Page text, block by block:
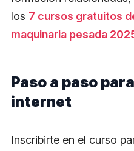
los 7 cursos gratuitos
maquinaria pesada
Paso a paso
internet
Inscribirte en el curso